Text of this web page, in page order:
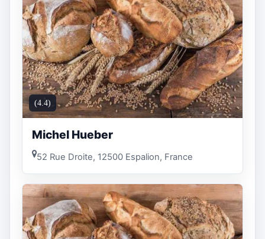
(4.4)
Michel Hueber
52 Rue Droite, 12500 Espalion, France